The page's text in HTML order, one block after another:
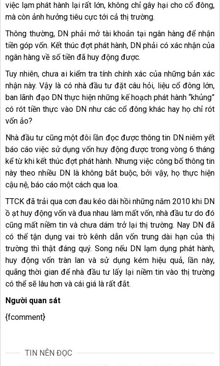
việc lạm phát hành lại rất lớn, không chỉ gây hại cho cổ đông,
mà còn ảnh hưởng tiêu cực tới cả thị trường.
Thông thường, DN phải mở tài khoản tại ngân hàng để nhận
tiền góp vốn. Kết thúc đợt phát hành, DN phải có xác nhận của
ngân hàng về số tiền đã huy động được.
Tuy nhiên, chưa ai kiểm tra tính chính xác của những bản xác
nhận này. Vậy là có nhà đầu tư đặt câu hỏi, liệu cổ đông lớn,
ban lãnh đạo DN thực hiện những kế hoạch phát hành “khủng”
có rót tiền thực vào DN như các cổ đông khác hay họ chỉ rót
vốn ảo?
Nhà đầu tư cũng một đôi lần đọc được thông tin DN niêm yết
báo cáo việc sử dụng vốn huy động được trong vòng 6 tháng
kể từ khi kết thúc đợt phát hành. Nhưng việc công bố thông tin
này theo nhiều DN là không bắt buộc, bởi vậy, họ thực hiện
cậu nệ, báo cáo một cách qua loa.
TTCK đã trải qua cơn đau kéo dài hồi những năm 2010 khi DN
ồ ạt huy động vốn và đua nhau làm mất vốn, nhà đầu tư do đó
cũng mất niềm tin và chưa dám trở lại thị trường. Nay DN đã
có thể tận dụng vai trò kênh dẫn vốn trung dài hạn của thị
trường thì thật đáng quý. Song nếu DN lạm dụng phát hành,
huy động vốn tràn lan và sử dụng kém hiệu quả, lần này,
quãng thời gian để nhà đầu tư lấy lại niềm tin vào thị trường
có thể sẽ lâu hơn và cái giá là rất đắt.
Người quan sát
{fcomment}
TIN NÊN ĐỌC